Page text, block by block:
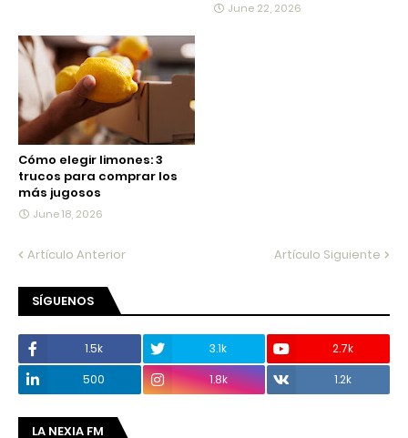
June 22, 2026
Cómo elegir limones: 3
trucos para comprar los
más jugosos
June 18, 2026
Artículo Anterior Artículo Siguiente
SÍGUENOS
1.5k 3.1k
2.7k
500
1.8k 1.2k
LA NEXIA FM